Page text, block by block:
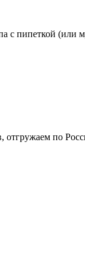
с пипеткой (или
по